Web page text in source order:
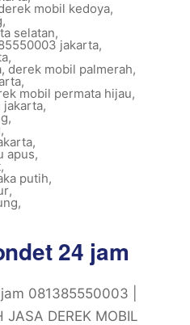
mobil kedoya,
,
selatan,
jakarta,
,
, derek mobil palmerah,
,
mobil permata hijau,
jakarta,
,
,
,
apus,
,
putih,
,
,
24 jam
081385550003 |
DEREK MOBIL